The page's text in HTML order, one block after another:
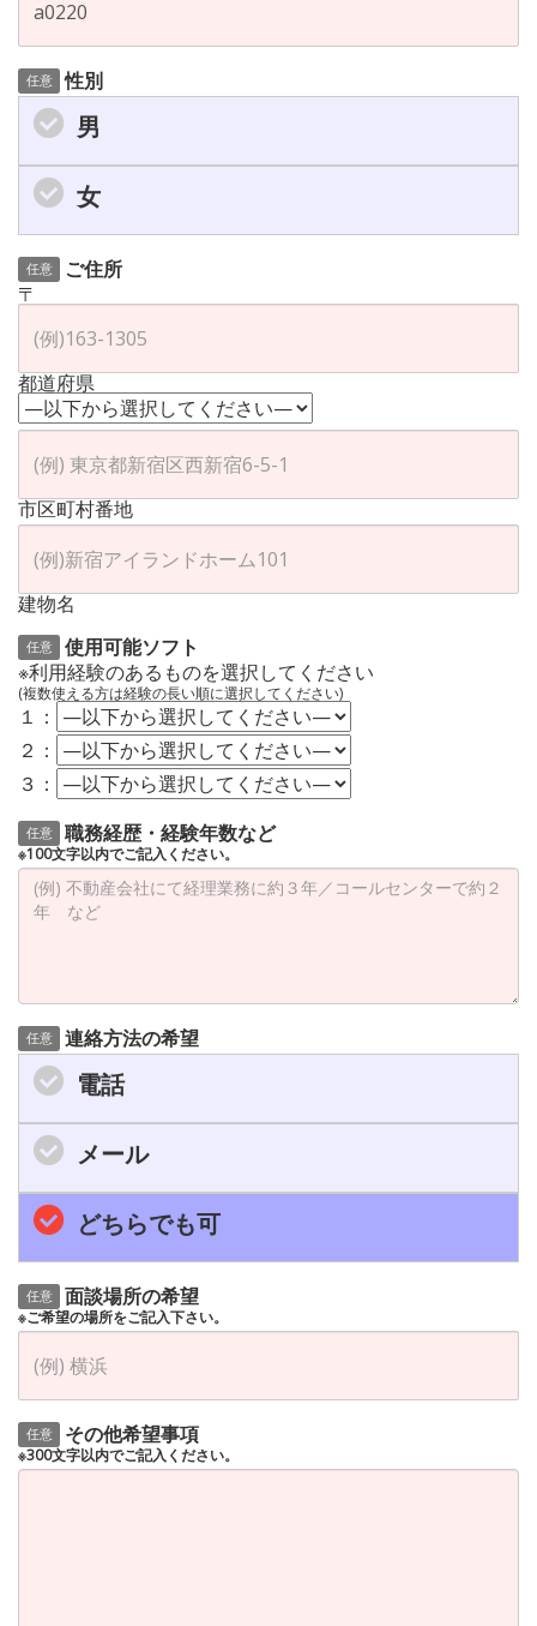
任意 性別
男
女
任意
ご住所
〒
都道府県
市区町村番地
建物名
任意
使用可能ソフト
※利用経験のあるものを選択してください
(複数使える方は経験の長い順に選択してください)
１：
２：
３：
任意 職務経歴・経験年数など
※100文字以内でご記入ください。
任意 連絡方法の希望
電話
メール
どちらでも可
任意 面談場所の希望
※ご希望の場所をご記入下さい。
任意 その他希望事項
※300文字以内でご記入ください。